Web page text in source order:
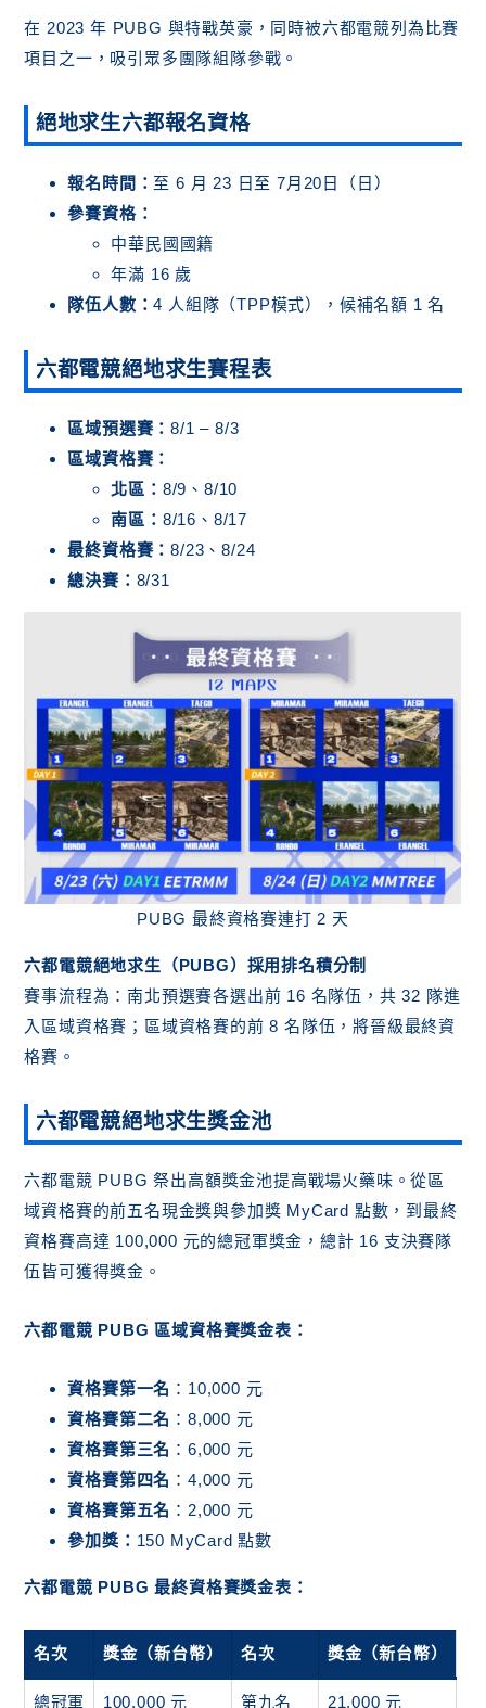
在 2023 年 PUBG 與特戰英豪，同時被六都電競列為比賽
項目之一，吸引眾多團隊組隊參戰。
絕地求生六都報名資格
報名時間： 至 6 月 23 日至 7月20日（日）
參賽資格：
中華民國國籍
年滿 16 歲
隊伍人數：4 人組隊（TPP模式），候補名額 1 名
六都電競絕地求生賽程表
區域預選賽：8/1 – 8/3
區域資格賽：
北區： 8/9、8/10
南區： 8/16、8/17
最終資格賽：8/23、8/24
總決賽： 8/31
PUBG 最終資格賽連打 2 天
六都電競絕地求生（PUBG）採用排名積分制
賽事流程為：南北預選賽各選出前 16 名隊伍，共 32 隊進
入區域資格賽；區域資格賽的前 8 名隊伍，將晉級最終資
格賽。
六都電競絕地求生獎金池
六都電競 PUBG 祭出高額獎金池提高戰場火藥味。從區
域資格賽的前五名現金獎與參加獎 MyCard 點數，到最終
資格賽高達 100,000 元的總冠軍獎金，總計 16 支決賽隊
伍皆可獲得獎金。
六都電競 PUBG 區域資格賽獎金表：
資格賽第一名 ：10,000 元
資格賽第二名 ：8,000 元
資格賽第三名 ：6,000 元
資格賽第四名 ：4,000 元
資格賽第五名 ：2,000 元
參加獎： 150 MyCard 點數
六都電競 PUBG 最終資格賽獎金表：
名次 獎金（新台幣） 名次 獎金（新台幣）
總冠軍 100,000 元 第九名 21,000 元